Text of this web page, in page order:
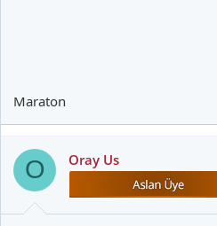
Maraton
O Oray Us